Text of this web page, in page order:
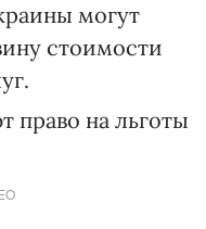
могут
стоимости
право на льготы